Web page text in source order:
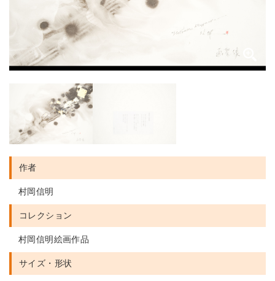
作者
村岡信明
コレクション
村岡信明絵画作品
サイズ・形状